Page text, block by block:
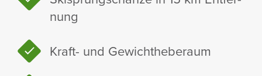
nung
Kraft- und Gewicht­he­be­raum